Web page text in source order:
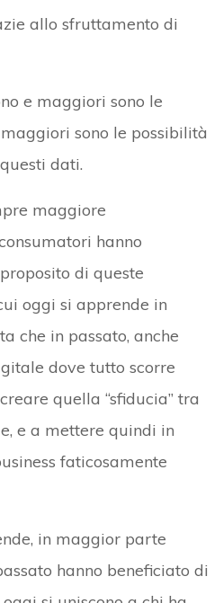
allo sfruttamento di
e maggiori sono le
sono le possibilità
dati.
maggiore
hanno
di queste
oggi si apprende in
che in passato, anche
dove tutto scorre
quella “sfiducia” tra
e a mettere quindi in
faticosamente
in maggior parte
hanno beneficiato di